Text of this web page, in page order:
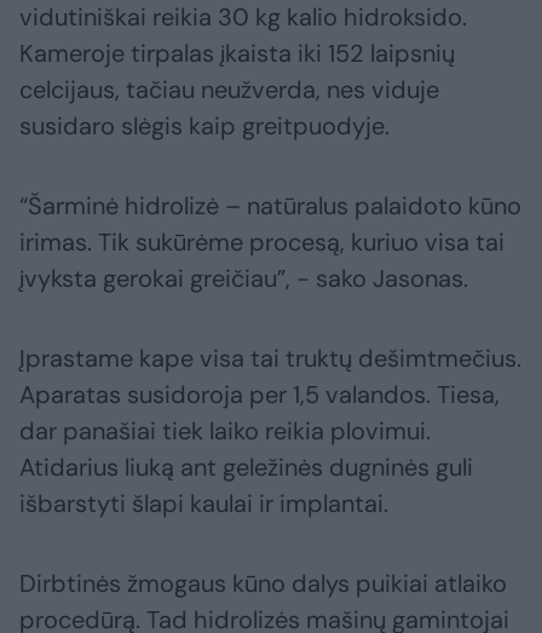
vidutiniškai reikia 30 kg kalio hidroksido.
Kameroje tirpalas įkaista iki 152 laipsnių
celcijaus, tačiau neužverda, nes viduje
susidaro slėgis kaip greitpuodyje.
“Šarminė hidrolizė – natūralus palaidoto kūno
irimas. Tik sukūrėme procesą, kuriuo visa tai
įvyksta gerokai greičiau”, - sako Jasonas.
Įprastame kape visa tai truktų dešimtmečius.
Aparatas susidoroja per 1,5 valandos. Tiesa,
dar panašiai tiek laiko reikia plovimui.
Atidarius liuką ant geležinės dugninės guli
išbarstyti šlapi kaulai ir implantai.
Dirbtinės žmogaus kūno dalys puikiai atlaiko
procedūrą. Tad hidrolizės mašinų gamintojai